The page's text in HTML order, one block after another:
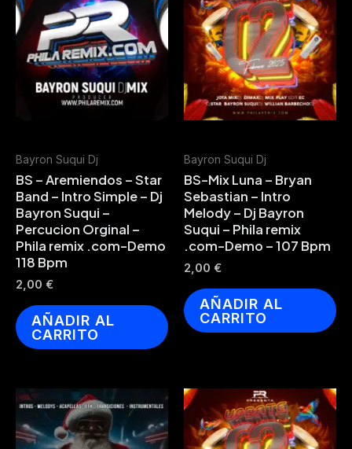
Bayron Suqui Dj
BS – Aremiendos – Star
Band – Intro Simple – Dj
Bayron Suqui –
Percucion Orginal –
Phila remix .com-Demo
118 Bpm
2,00 €
AÑADIR AL
CARRITO
Bayron Suqui Dj
BS-Mix Luna – Bryan
Sebastian – Intro
Melody – Dj Bayron
Suqui – Phila remix
.com-Demo – 107 Bpm
2,00 €
AÑADIR AL
CARRITO